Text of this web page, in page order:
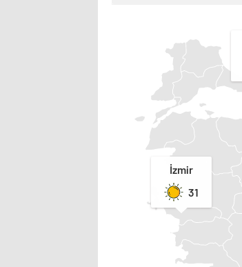
İzmir
31